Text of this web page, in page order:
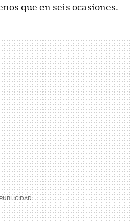
que en seis ocasiones.